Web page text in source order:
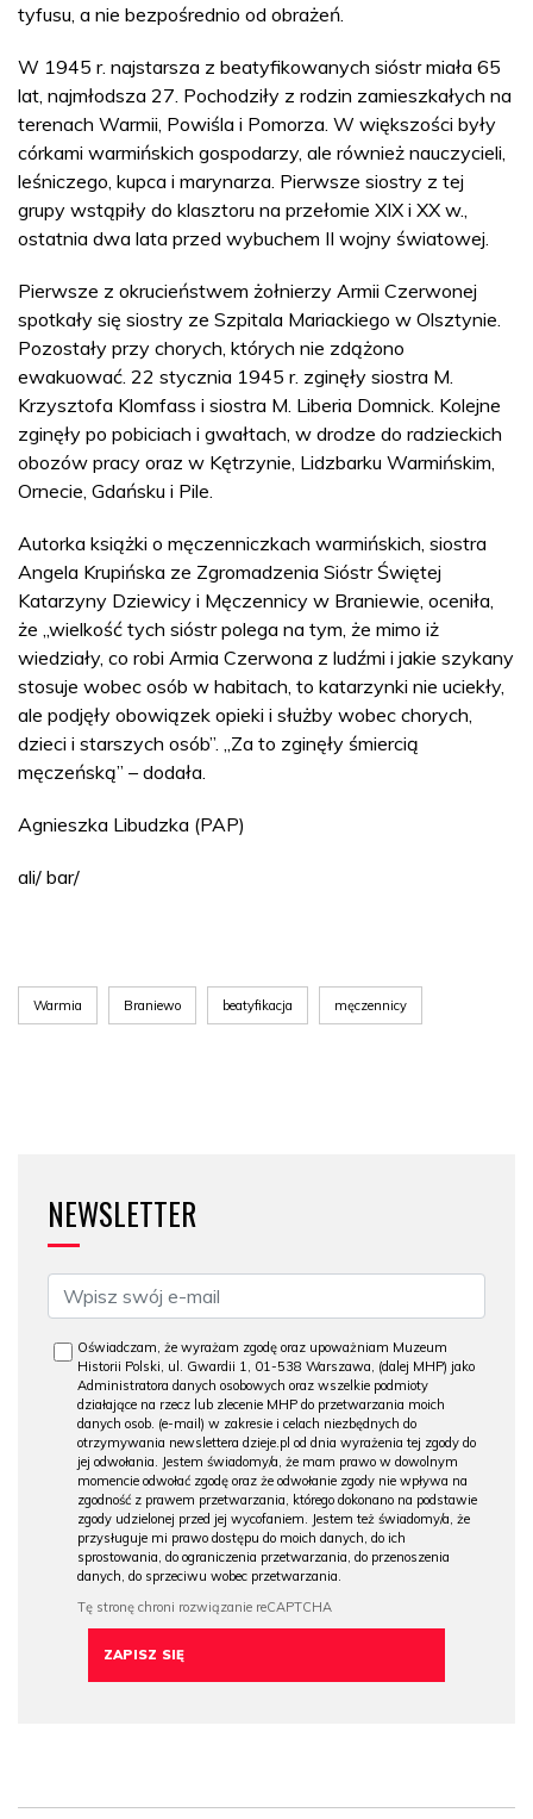
tyfusu, a nie bezpośrednio od obrażeń.
W 1945 r. najstarsza z beatyfikowanych sióstr miała 65
lat, najmłodsza 27. Pochodziły z rodzin zamieszkałych na
terenach Warmii, Powiśla i Pomorza. W większości były
córkami warmińskich gospodarzy, ale również nauczycieli,
leśniczego, kupca i marynarza. Pierwsze siostry z tej
grupy wstąpiły do klasztoru na przełomie XIX i XX w.,
ostatnia dwa lata przed wybuchem II wojny światowej.
Pierwsze z okrucieństwem żołnierzy Armii Czerwonej
spotkały się siostry ze Szpitala Mariackiego w Olsztynie.
Pozostały przy chorych, których nie zdążono
ewakuować. 22 stycznia 1945 r. zginęły siostra M.
Krzysztofa Klomfass i siostra M. Liberia Domnick. Kolejne
zginęły po pobiciach i gwałtach, w drodze do radzieckich
obozów pracy oraz w Kętrzynie, Lidzbarku Warmińskim,
Ornecie, Gdańsku i Pile.
Autorka książki o męczenniczkach warmińskich, siostra
Angela Krupińska ze Zgromadzenia Sióstr Świętej
Katarzyny Dziewicy i Męczennicy w Braniewie, oceniła,
że „wielkość tych sióstr polega na tym, że mimo iż
wiedziały, co robi Armia Czerwona z ludźmi i jakie szykany
stosuje wobec osób w habitach, to katarzynki nie uciekły,
ale podjęły obowiązek opieki i służby wobec chorych,
dzieci i starszych osób”. „Za to zginęły śmiercią
męczeńską” – dodała.
Agnieszka Libudzka (PAP)
ali/ bar/
Warmia Braniewo beatyfikacja męczennicy
NEWSLETTER
Oświadczam, że wyrażam zgodę oraz upoważniam Muzeum
Historii Polski, ul. Gwardii 1, 01-538 Warszawa, (dalej MHP) jako
Administratora danych osobowych oraz wszelkie podmioty
działające na rzecz lub zlecenie MHP do przetwarzania moich
danych osob. (e-mail) w zakresie i celach niezbędnych do
otrzymywania newslettera dzieje.pl od dnia wyrażenia tej zgody do
jej odwołania. Jestem świadomy/a, że mam prawo w dowolnym
momencie odwołać zgodę oraz że odwołanie zgody nie wpływa na
zgodność z prawem przetwarzania, którego dokonano na podstawie
zgody udzielonej przed jej wycofaniem. Jestem też świadomy/a, że
przysługuje mi prawo dostępu do moich danych, do ich
sprostowania, do ograniczenia przetwarzania, do przenoszenia
danych, do sprzeciwu wobec przetwarzania.